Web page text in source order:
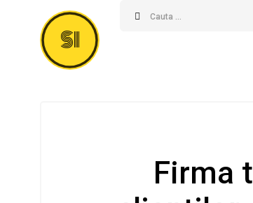
SI
Firma